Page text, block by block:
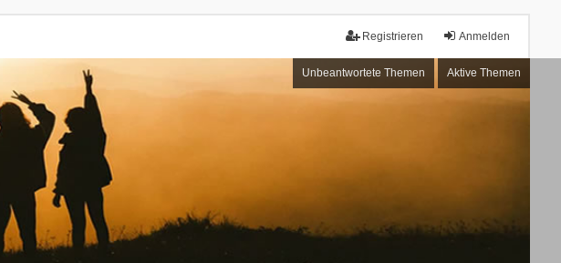
Anmelden
Registrieren
Unbeantwortete Themen Aktive Themen